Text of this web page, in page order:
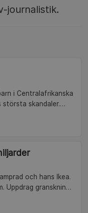
journalistik.
i Centralafrikanska
största skandaler.
och hans Ikea.
Uppdrag granskning